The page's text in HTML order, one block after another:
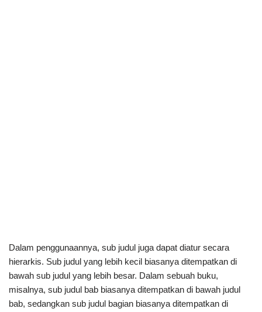
Dalam penggunaannya, sub judul juga dapat diatur secara
hierarkis. Sub judul yang lebih kecil biasanya ditempatkan di
bawah sub judul yang lebih besar. Dalam sebuah buku,
misalnya, sub judul bab biasanya ditempatkan di bawah judul
bab, sedangkan sub judul bagian biasanya ditempatkan di